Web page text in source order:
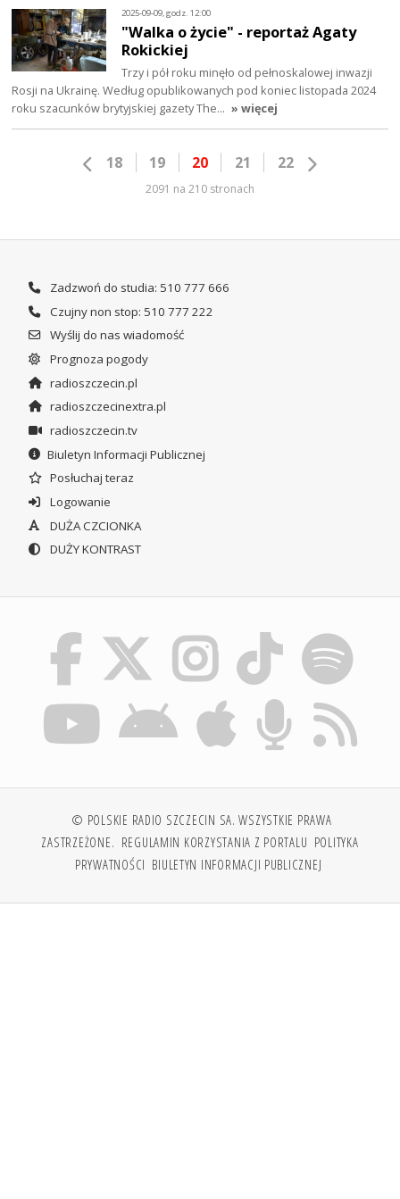
2025-09-09, godz. 12:00
"Walka o życie" - reportaż Agaty
Rokickiej
Trzy i pół roku minęło od pełnoskalowej inwazji
Rosji na Ukrainę. Według opublikowanych pod koniec listopada 2024
roku szacunków brytyjskiej gazety The… » więcej
18 19 20 21 22
2091 na 210 stronach
Zadzwoń do studia: 510 777 666
Czujny non stop: 510 777 222
Wyślij do nas wiadomość
Prognoza pogody
radioszczecin.pl
radioszczecinextra.pl
radioszczecin.tv
Biuletyn Informacji Publicznej
Posłuchaj teraz
Logowanie
DUŻA CZCIONKA
DUŻY KONTRAST
© POLSKIE RADIO SZCZECIN SA. WSZYSTKIE PRAWA
ZASTRZEŻONE. REGULAMIN KORZYSTANIA Z PORTALU POLITYKA
PRYWATNOŚCI BIULETYN INFORMACJI PUBLICZNEJ